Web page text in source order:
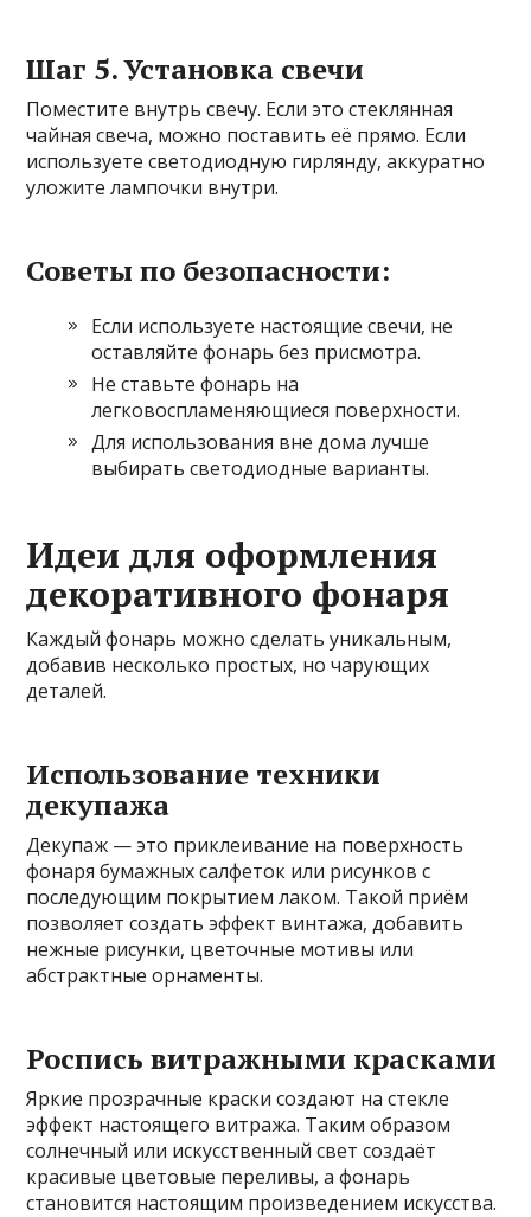
Шаг 5. Установка свечи
Поместите внутрь свечу. Если это стеклянная
чайная свеча, можно поставить её прямо. Если
используете светодиодную гирлянду, аккуратно
уложите лампочки внутри.
Советы по безопасности:
Если используете настоящие свечи, не
оставляйте фонарь без присмотра.
Не ставьте фонарь на
легковоспламеняющиеся поверхности.
Для использования вне дома лучше
выбирать светодиодные варианты.
Идеи для оформления
декоративного фонаря
Каждый фонарь можно сделать уникальным,
добавив несколько простых, но чарующих
деталей.
Использование техники
декупажа
Декупаж — это приклеивание на поверхность
фонаря бумажных салфеток или рисунков с
последующим покрытием лаком. Такой приём
позволяет создать эффект винтажа, добавить
нежные рисунки, цветочные мотивы или
абстрактные орнаменты.
Роспись витражными красками
Яркие прозрачные краски создают на стекле
эффект настоящего витража. Таким образом
солнечный или искусственный свет создаёт
красивые цветовые переливы, а фонарь
становится настоящим произведением искусства.